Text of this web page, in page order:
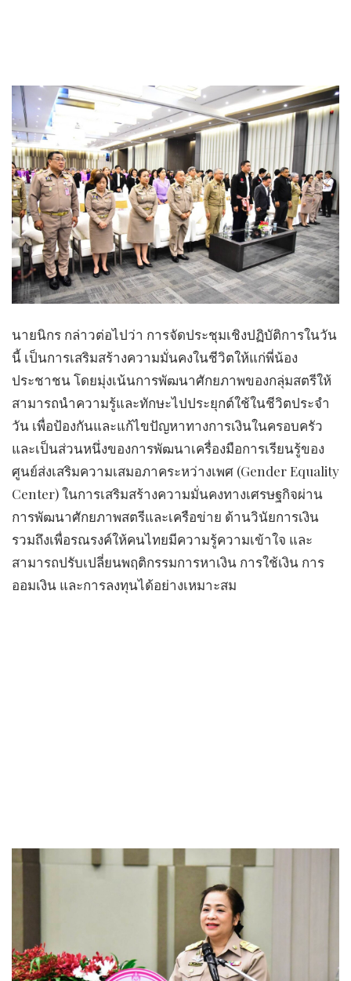
นายนิกร กล่าวต่อไปว่า การจัดประชุมเชิงปฏิบัติการในวัน
นี้ เป็นการเสริมสร้างความมั่นคงในชีวิตให้แก่พี่น้อง
ประชาชน โดยมุ่งเน้นการพัฒนาศักยภาพของกลุ่มสตรีให้
สามารถนำความรู้และทักษะไปประยุกต์ใช้ในชีวิตประจำ
วัน เพื่อป้องกันและแก้ไขปัญหาทางการเงินในครอบครัว
และเป็นส่วนหนึ่งของการพัฒนาเครื่องมือการเรียนรู้ของ
ศูนย์ส่งเสริมความเสมอภาคระหว่างเพศ (Gender Equality
Center) ในการเสริมสร้างความมั่นคงทางเศรษฐกิจผ่าน
การพัฒนาศักยภาพสตรีและเครือข่าย ด้านวินัยการเงิน
รวมถึงเพื่อรณรงค์ให้คนไทยมีความรู้ความเข้าใจ และ
สามารถปรับเปลี่ยนพฤติกรรมการหาเงิน การใช้เงิน การ
ออมเงิน และการลงทุนได้อย่างเหมาะสม